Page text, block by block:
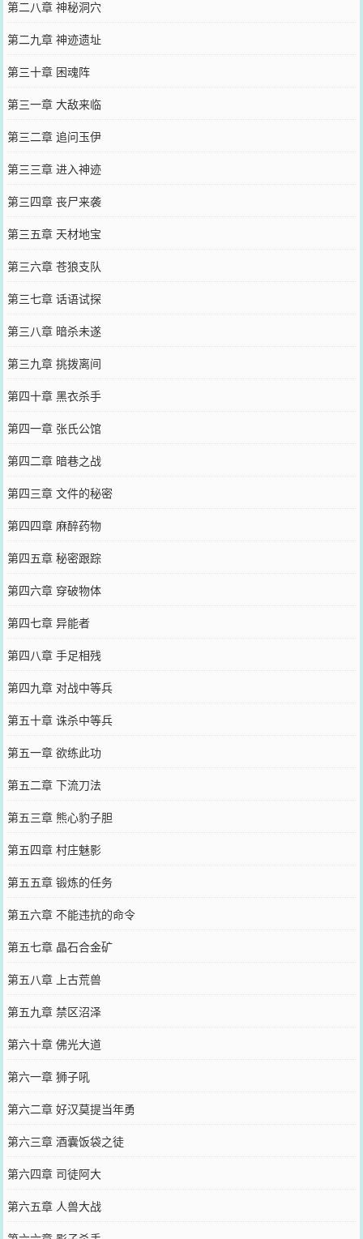
第二八章 神秘洞穴
第二九章 神迹遗址
第三十章 困魂阵
第三一章 大敌来临
第三二章 追问玉伊
第三三章 进入神迹
第三四章 丧尸来袭
第三五章 天材地宝
第三六章 苍狼支队
第三七章 话语试探
第三八章 暗杀未遂
第三九章 挑拨离间
第四十章 黑衣杀手
第四一章 张氏公馆
第四二章 暗巷之战
第四三章 文件的秘密
第四四章 麻醉药物
第四五章 秘密跟踪
第四六章 穿破物体
第四七章 异能者
第四八章 手足相残
第四九章 对战中等兵
第五十章 诛杀中等兵
第五一章 欲练此功
第五二章 下流刀法
第五三章 熊心豹子胆
第五四章 村庄魅影
第五五章 锻炼的任务
第五六章 不能违抗的命令
第五七章 晶石合金矿
第五八章 上古荒兽
第五九章 禁区沼泽
第六十章 佛光大道
第六一章 狮子吼
第六二章 好汉莫提当年勇
第六三章 酒囊饭袋之徒
第六四章 司徒阿大
第六五章 人兽大战